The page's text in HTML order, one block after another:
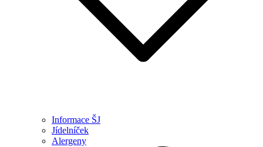
Informace ŠJ
Jídelníček
Alergeny